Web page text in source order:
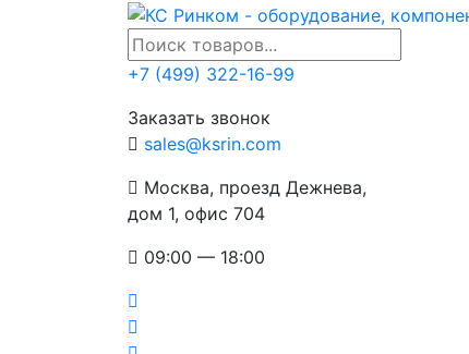
+7 (499) 322-16-99
Заказать звонок
sales@ksrin.com
Москва, проезд Дежнева,
дом 1, офис 704
09:00 — 18:00